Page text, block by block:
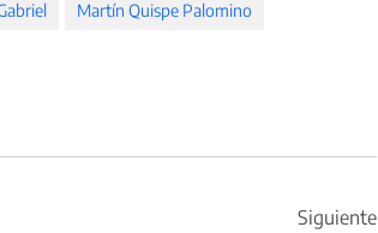
Martín Quispe Palomino
Siguiente